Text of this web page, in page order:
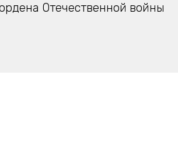
Отечественной войны